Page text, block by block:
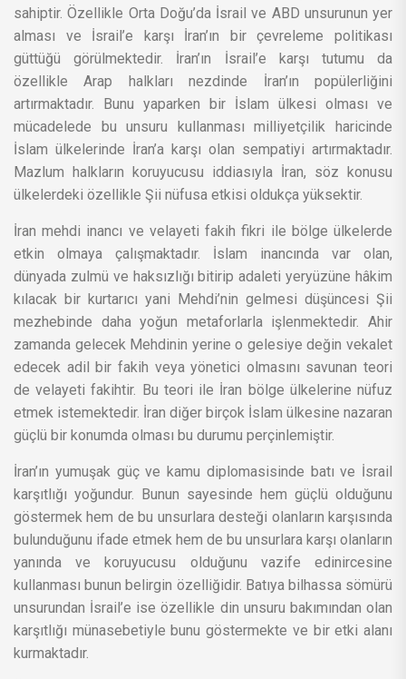
sahiptir. Özellikle Orta Doğu’da İsrail ve ABD unsurunun yer
alması ve İsrail’e karşı İran’ın bir çevreleme politikası
güttüğü görülmektedir. İran’ın İsrail’e karşı tutumu da
özellikle Arap halkları nezdinde İran’ın popülerliğini
artırmaktadır. Bunu yaparken bir İslam ülkesi olması ve
mücadelede bu unsuru kullanması milliyetçilik haricinde
İslam ülkelerinde İran’a karşı olan sempatiyi artırmaktadır.
Mazlum halkların koruyucusu iddiasıyla İran, söz konusu
ülkelerdeki özellikle Şii nüfusa etkisi oldukça yüksektir.
İran mehdi inancı ve velayeti fakih fikri ile bölge ülkelerde
etkin olmaya çalışmaktadır. İslam inancında var olan,
dünyada zulmü ve haksızlığı bitirip adaleti yeryüzüne hâkim
kılacak bir kurtarıcı yani Mehdi’nin gelmesi düşüncesi Şii
mezhebinde daha yoğun metaforlarla işlenmektedir. Ahir
zamanda gelecek Mehdinin yerine o gelesiye değin vekalet
edecek adil bir fakih veya yönetici olmasını savunan teori
de velayeti fakihtir. Bu teori ile İran bölge ülkelerine nüfuz
etmek istemektedir. İran diğer birçok İslam ülkesine nazaran
güçlü bir konumda olması bu durumu perçinlemiştir.
İran’ın yumuşak güç ve kamu diplomasisinde batı ve İsrail
karşıtlığı yoğundur. Bunun sayesinde hem güçlü olduğunu
göstermek hem de bu unsurlara desteği olanların karşısında
bulunduğunu ifade etmek hem de bu unsurlara karşı olanların
yanında ve koruyucusu olduğunu vazife edinircesine
kullanması bunun belirgin özelliğidir. Batıya bilhassa sömürü
unsurundan İsrail’e ise özellikle din unsuru bakımından olan
karşıtlığı münasebetiyle bunu göstermekte ve bir etki alanı
kurmaktadır.